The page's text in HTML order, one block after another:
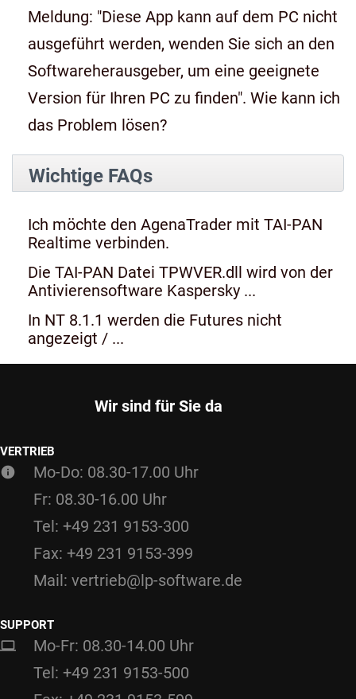
Meldung: "Diese App kann auf dem PC nicht
ausgeführt werden, wenden Sie sich an den
Softwareherausgeber, um eine geeignete
Version für Ihren PC zu finden". Wie kann ich
das Problem lösen?
Wichtige FAQs
Ich möchte den AgenaTrader mit TAI-PAN
Realtime verbinden.
Die TAI-PAN Datei TPWVER.dll wird von der
Antivierensoftware Kaspersky ...
In NT 8.1.1 werden die Futures nicht
angezeigt / ...
Wir sind für Sie da
VERTRIEB
Mo-Do: 08.30-17.00 Uhr
Fr: 08.30-16.00 Uhr
Tel: +49 231 9153-300
Fax: +49 231 9153-399
Mail: vertrieb@lp-software.de
SUPPORT
Mo-Fr: 08.30-14.00 Uhr
Tel: +49 231 9153-500